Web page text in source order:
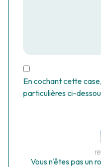
En cochant cette
particulières ci-
Vous n'êtes pas un